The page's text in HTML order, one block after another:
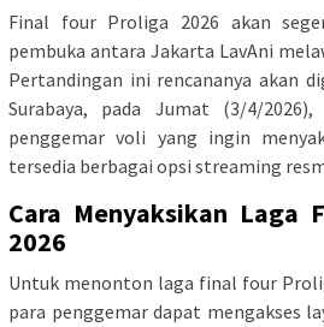
Final four Proliga 2026 akan
pembuka antara Jakarta LavAni
Pertandingan ini rencananya akan
Surabaya, pada Jumat (3/4/
penggemar voli yang ingin
tersedia berbagai opsi streaming
Cara Menyaksikan Laga
2026
Untuk menonton laga final four
para penggemar dapat mengakses